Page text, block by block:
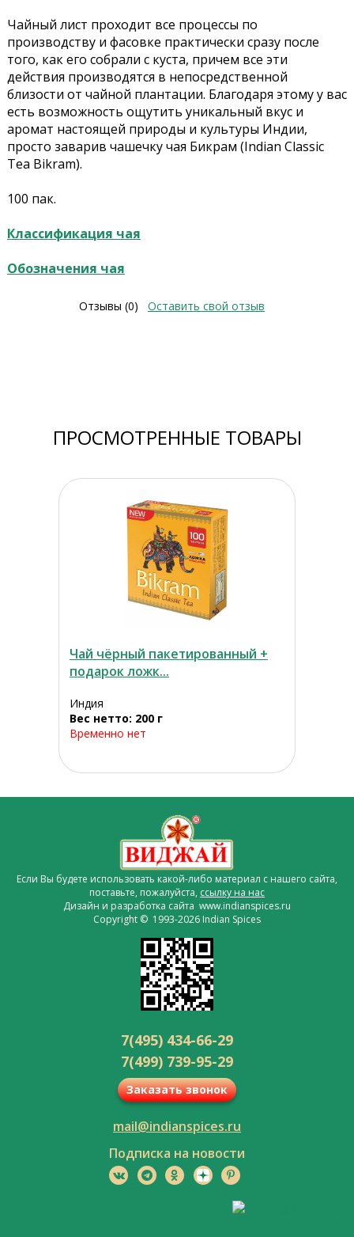
Чайный лист проходит все процессы по
производству и фасовке практически сразу после
того, как его собрали с куста, причем все эти
действия производятся в непосредственной
близости от чайной плантации. Благодаря этому у вас
есть возможность ощутить уникальный вкус и
аромат настоящей природы и культуры Индии,
просто заварив чашечку чая Бикрам (Indian Classic
Tea Bikram).
100 пак.
Классификация чая
Обозначения чая
Отзывы (0) Оставить свой отзыв
ПРОСМОТРЕННЫЕ ТОВАРЫ
Чай чёрный пакетированный +
подарок ложк...
Индия
Вес нетто: 200 г
Временно нет
Если Вы будете использовать какой-либо материал с нашего сайта,
поставьте, пожалуйста, ссылку на нас
Дизайн и разработка сайта www.indianspices.ru
Copyright © 1993-2026 Indian Spices
7(495) 434-66-29
7(499) 739-95-29
Заказать звонок
mail@indianspices.ru
Подписка на новости